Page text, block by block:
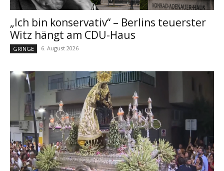
„Ich bin konservativ“ – Berlins teuerster
Witz hängt am CDU-Haus
GRINGE 6. August 2026